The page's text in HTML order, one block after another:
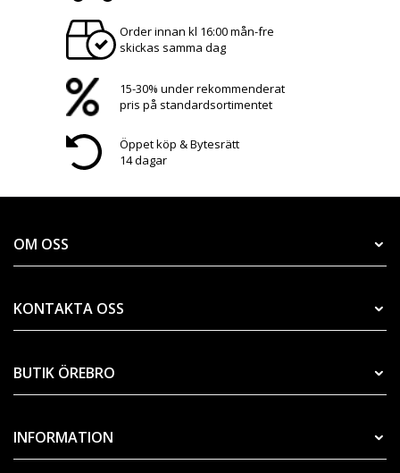
Order innan kl 16:00 mån-fre
skickas samma dag
15-30% under rekommenderat
pris på standardsortimentet
Öppet köp & Bytesrätt
14 dagar
OM OSS
KONTAKTA OSS
BUTIK ÖREBRO
INFORMATION